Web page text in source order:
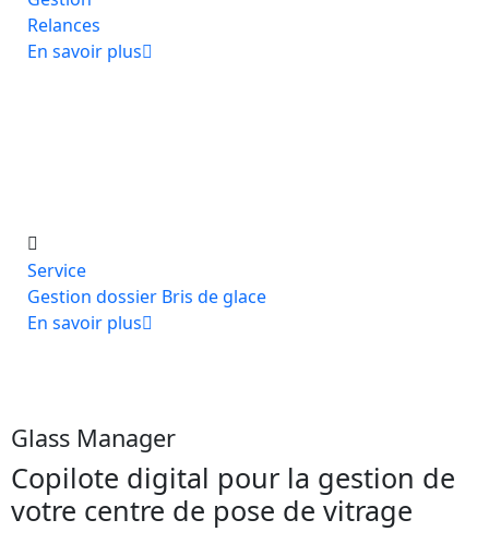
Relances
En savoir plus
Service
Gestion dossier Bris de glace
En savoir plus
Glass Manager
Copilote digital pour la gestion de
votre centre de pose de vitrage